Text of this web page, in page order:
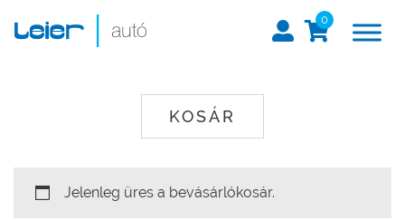
0
KOSÁR
Jelenleg üres a bevásárlókosár.